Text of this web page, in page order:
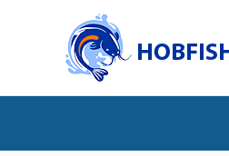
содержимому